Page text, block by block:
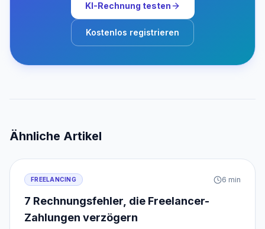
KI-Rechnung testen
Kostenlos registrieren
Ähnliche Artikel
FREELANCING 6 min
7 Rechnungsfehler, die Freelancer-
Zahlungen verzögern